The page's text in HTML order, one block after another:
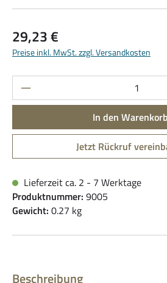
Regulärer Preis:
29,23 €
Preise inkl. MwSt. zzgl. Versandkosten
Produkt Anzahl: Gib den
In den Warenkorb
Jetzt Rückruf
Lieferzeit ca. 2 - 7 Werktage
Produktnummer: 9005
Gewicht: 0.27 kg
Beschreibung